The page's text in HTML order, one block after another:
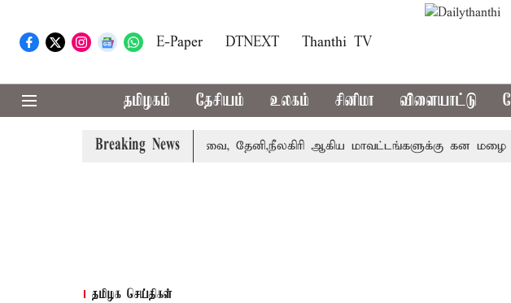
E-Paper DTNEXT Thanthi TV
தமிழகம் தேசியம் உலகம் சினிமா விளையாட்டு
Breaking News
பெற்றார் சங்கீதா கோவை, தேனி,நீலகிரி ஆகிய மாவட்டங்களுக்கு கன மழை
தமிழக செய்திகள்